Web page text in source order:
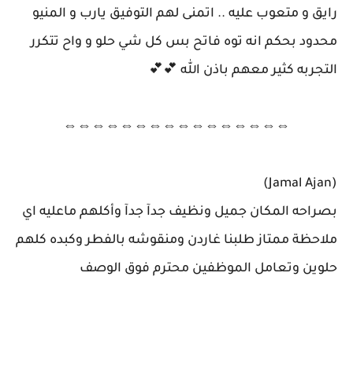
رايق و متعوب عليه .. اتمنى لهم التوفيق يارب و المنيو
محدود بحكم انه توه فاتح بس كل شي حلو و واح تتكرر
التجربه كثير معهم باذن الله 💕💕
⇔⇔⇔⇔⇔⇔⇔⇔⇔⇔⇔⇔⇔⇔⇔⇔
(Jamal Ajan)
بصراحه المكان جميل ونظيف جدآ جدآ وأكلهم ماعليه اي
ملاحظة ممتاز طلبنا غاردن ومنقوشه بالفطر وكبده كلهم
حلوين وتعامل الموظفين محترم فوق الوصف